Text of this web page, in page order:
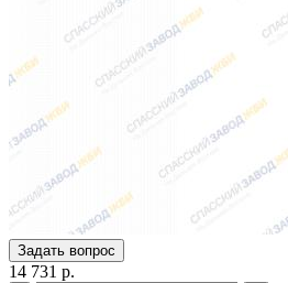
Задать вопрос
14 731 р.